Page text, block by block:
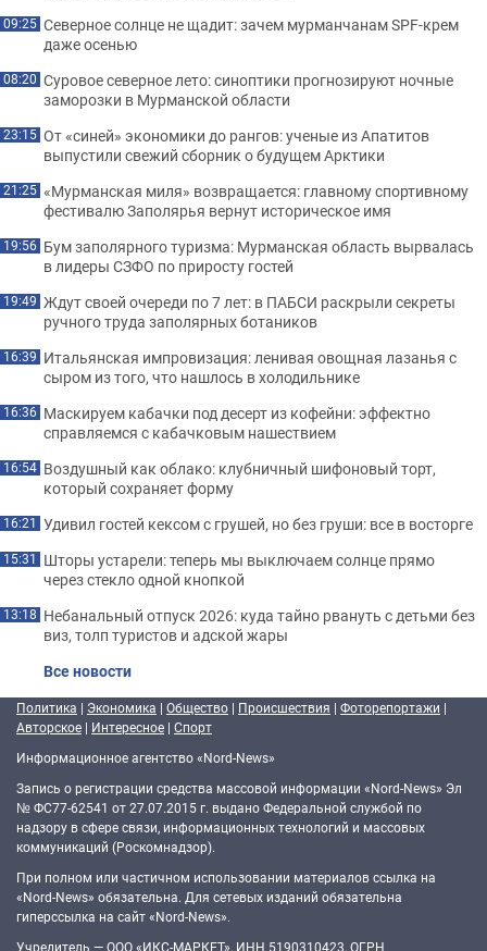
09:25 Северное солнце не щадит: зачем мурманчанам SPF-крем
даже осенью
08:20 Суровое северное лето: синоптики прогнозируют ночные
заморозки в Мурманской области
23:15 От «синей» экономики до рангов: ученые из Апатитов
выпустили свежий сборник о будущем Арктики
21:25 «Мурманская миля» возвращается: главному спортивному
фестивалю Заполярья вернут историческое имя
19:56 Бум заполярного туризма: Мурманская область вырвалась
в лидеры СЗФО по приросту гостей
19:49 Ждут своей очереди по 7 лет: в ПАБСИ раскрыли секреты
ручного труда заполярных ботаников
16:39 Итальянская импровизация: ленивая овощная лазанья с
сыром из того, что нашлось в холодильнике
16:36 Маскируем кабачки под десерт из кофейни: эффектно
справляемся с кабачковым нашествием
16:54 Воздушный как облако: клубничный шифоновый торт,
который сохраняет форму
16:21 Удивил гостей кексом с грушей, но без груши: все в восторге
15:31 Шторы устарели: теперь мы выключаем солнце прямо
через стекло одной кнопкой
13:18 Небанальный отпуск 2026: куда тайно рвануть с детьми без
виз, толп туристов и адской жары
Все новости
Политика | Экономика | Общество | Происшествия | Фоторепортажи |
Авторское | Интересное | Спорт
Информационное агентство «Nord-News»
Запись о регистрации средства массовой информации «Nord-News» Эл
№ ФС77-62541 от 27.07.2015 г. выдано Федеральной службой по
надзору в сфере связи, информационных технологий и массовых
коммуникаций (Роскомнадзор).
При полном или частичном использовании материалов ссылка на
«Nord-News» обязательна. Для сетевых изданий обязательна
гиперссылка на сайт «Nord-News».
Учредитель — ООО «ИКС-МАРКЕТ», ИНН 5190310423, ОГРН